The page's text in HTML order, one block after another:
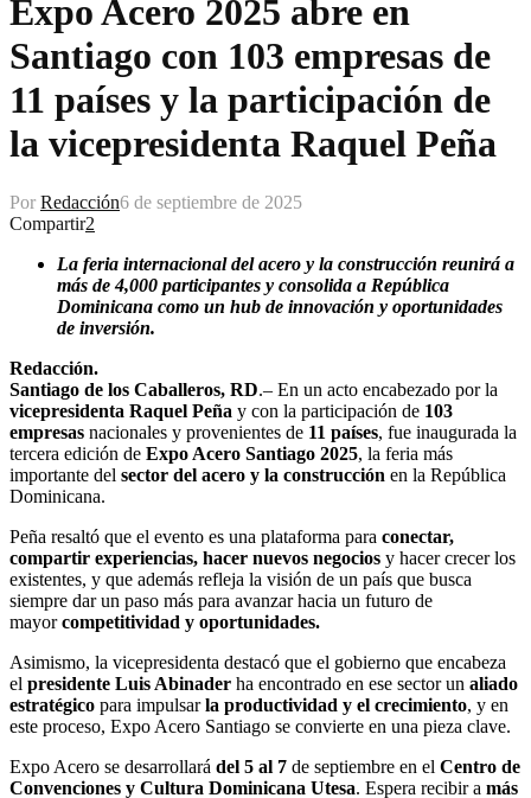
Expo Acero 2025 abre en
Santiago con 103 empresas de
11 países y la participación de
la vicepresidenta Raquel Peña
Por Redacción6 de septiembre de 2025
Compartir2
La feria internacional del acero y la construcción reunirá a
más de 4,000 participantes y consolida a República
Dominicana como un hub de innovación y oportunidades
de inversión.
Redacción.
Santiago de los Caballeros, RD.– En un acto encabezado por la
vicepresidenta Raquel Peña y con la participación de 103
empresas nacionales y provenientes de 11 países, fue inaugurada la
tercera edición de Expo Acero Santiago 2025, la feria más
importante del sector del acero y la construcción en la República
Dominicana.
Peña resaltó que el evento es una plataforma para conectar,
compartir experiencias, hacer nuevos negocios y hacer crecer los
existentes, y que además refleja la visión de un país que busca
siempre dar un paso más para avanzar hacia un futuro de
mayorcompetitividad y oportunidades.
Asimismo, la vicepresidenta destacó que el gobierno que encabeza
el presidente Luis Abinader ha encontrado en ese sector un aliado
estratégico para impulsarla productividad y el crecimiento, y en
este proceso, Expo Acero Santiago se convierte en una pieza clave.
Expo Acero se desarrollará del 5 al 7 de septiembre en el Centro de
Convenciones y Cultura Dominicana Utesa. Espera recibir a más